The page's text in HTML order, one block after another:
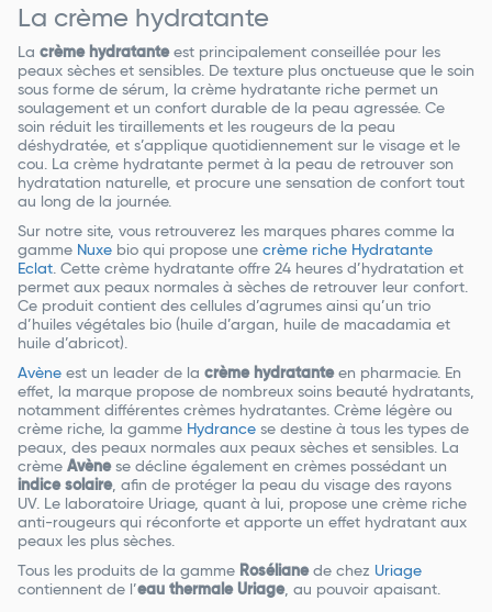
La crème hydratante
La crème hydratanteest principalement conseillée pour les
peaux sèches et sensibles. De texture plus onctueuse que le soin
sous forme de sérum, la crème hydratante riche permet un
soulagement et un confort durable de la peau agressée. Ce
soin réduit les tiraillements et les rougeurs de la peau
déshydratée, et s’applique quotidiennement sur le visage et le
cou. La crème hydratante permet à la peau de retrouver son
hydratation naturelle, et procure une sensation de confort tout
au long de la journée.
Sur notre site, vous retrouverez les marques phares comme la
gamme Nuxe bio qui propose une crème riche Hydratante
Eclat. Cette crème hydratante offre 24 heures d’hydratation et
permet aux peaux normales à sèches de retrouver leur confort.
Ce produit contient des cellules d’agrumes ainsi qu’un trio
d’huiles végétales bio (huile d’argan, huile de macadamia et
huile d’abricot).
Avène est un leader de la crème hydratanteen pharmacie. En
effet, la marque propose de nombreux soins beauté hydratants,
notamment différentes crèmes hydratantes. Crème légère ou
crème riche, la gamme Hydrance se destine à tous les types de
peaux, des peaux normales aux peaux sèches et sensibles. La
crème Avènese décline également en crèmes possédant un
indice solaire, afin de protéger la peau du visage des rayons
UV. Le laboratoire Uriage, quant à lui, propose une crème riche
anti-rougeurs qui réconforte et apporte un effet hydratant aux
peaux les plus sèches.
Tous les produits de la gamme Rosélianede chez Uriage
contiennent de l’eau thermale Uriage, au pouvoir apaisant.